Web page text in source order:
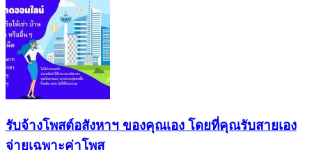
รับจ้างโพสต์อสังหาฯ ของคุณเอง โดยที่คุณรับสายเอง
จ่ายเฉพาะค่าโพส